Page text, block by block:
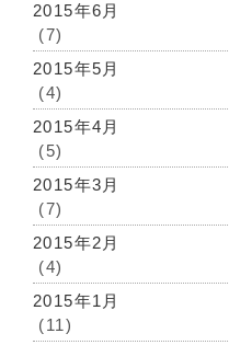
2015年6月
(7)
2015年5月
(4)
2015年4月
(5)
2015年3月
(7)
2015年2月
(4)
2015年1月
(11)